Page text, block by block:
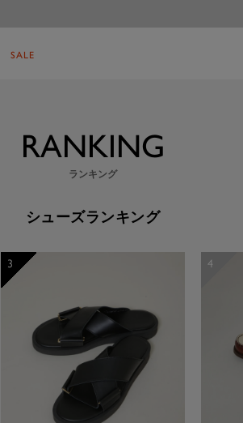
SALE
RANKING
ランキング
シューズランキング
3 4